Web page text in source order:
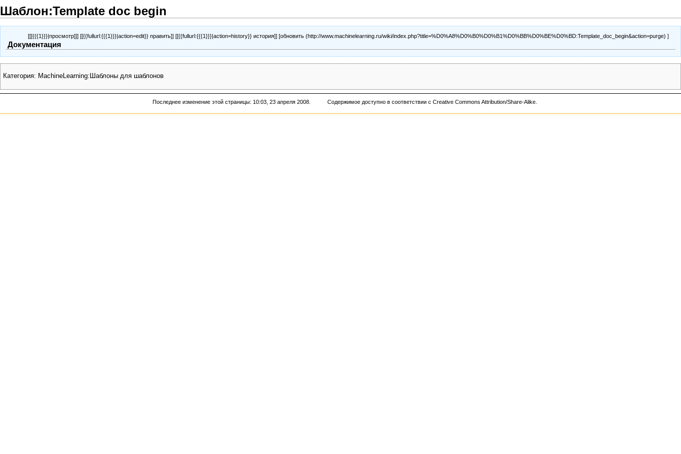
Шаблон:Template doc begin
[[[{{{1}}}|просмотр]]] [[{{fullurl:{{{1}}}|action=edit}} править]] [[{{fullurl:{{{1}}}|action=history}} история]] [обновить ]
Документация
Категория: MachineLearning:Шаблоны для шаблонов
Последнее изменение этой страницы: 10:03, 23 апреля 2008. Содержимое доступно в соответствии с Creative Commons Attribution/Share-Alike.